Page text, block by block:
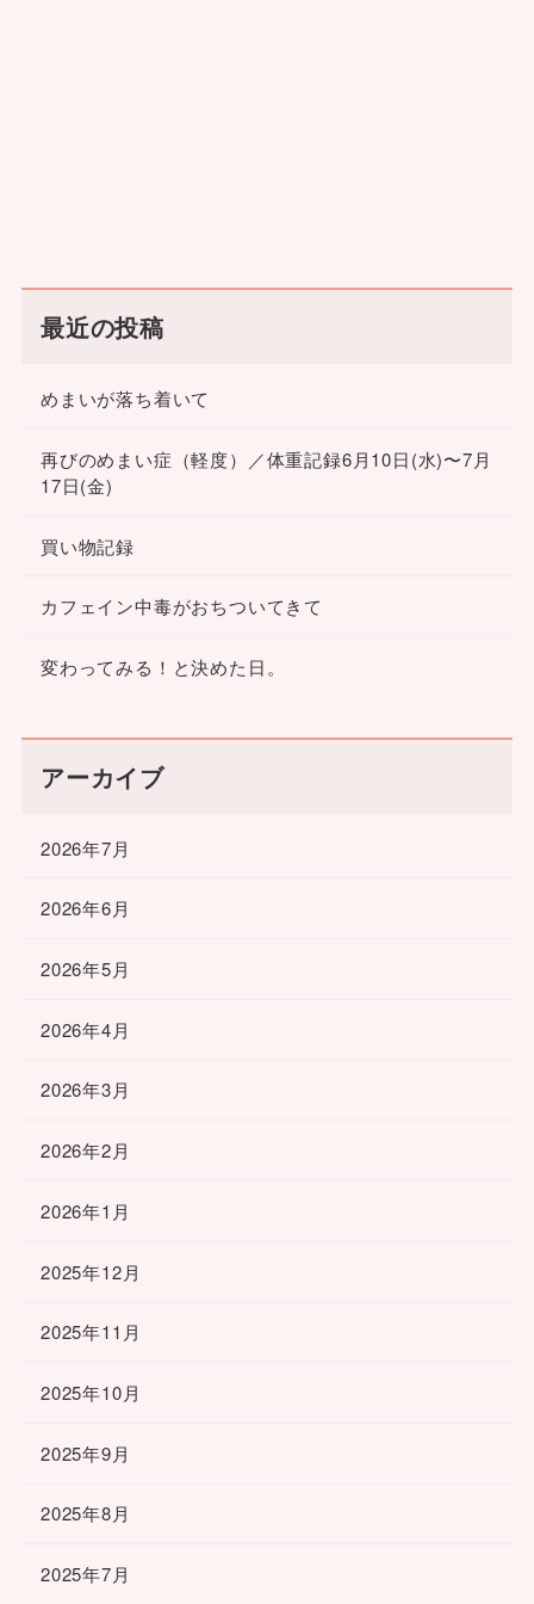
最近の投稿
めまいが落ち着いて
再びのめまい症（軽度）／体重記録6月10日(水)〜7月
17日(金)
買い物記録
カフェイン中毒がおちついてきて
変わってみる！と決めた日。
アーカイブ
2026年7月
2026年6月
2026年5月
2026年4月
2026年3月
2026年2月
2026年1月
2025年12月
2025年11月
2025年10月
2025年9月
2025年8月
2025年7月